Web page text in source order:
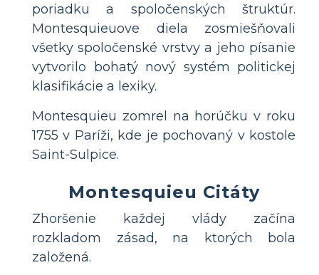
poriadku a spoločenských štruktúr.
Montesquieuove diela zosmiešňovali
všetky spoločenské vrstvy a jeho písanie
vytvorilo bohatý nový systém politickej
klasifikácie a lexiky.
Montesquieu zomrel na horúčku v roku
1755 v Paríži, kde je pochovaný v kostole
Saint-Sulpice.
Montesquieu Citáty
Zhoršenie každej vlády začína
rozkladom zásad, na ktorých bola
založená.